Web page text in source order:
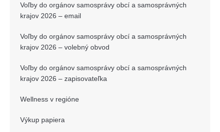
Voľby do orgánov samosprávy obcí a samosprávných
krajov 2026 – email
Voľby do orgánov samosprávy obcí a samosprávných
krajov 2026 – volebný obvod
Voľby do orgánov samosprávy obcí a samosprávných
krajov 2026 – zapisovateľka
Wellness v regióne
Výkup papiera